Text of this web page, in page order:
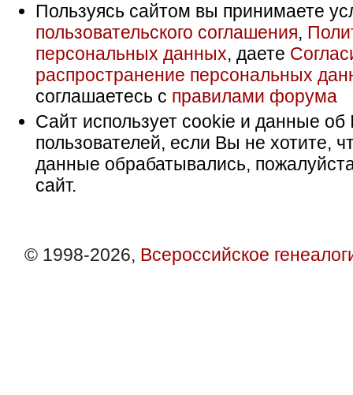
Пользуясь сайтом вы принимаете
пользовательского соглашения,
персональных данных, даете
распространение персональных
соглашаетесь с правилами форума
Сайт использует cookie и данные об
пользователей, если Вы не хотите,
данные обрабатывались,
сайт.
© 1998-2026, Всероссийское